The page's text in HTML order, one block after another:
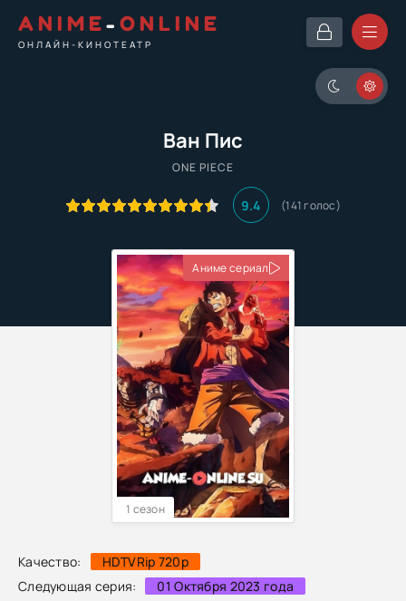
ANIME- ONLINE
ОНЛАЙН-КИНОТЕАТР
Ван Пис
ONE PIECE
9.4 (141 голос)
Качество:
HDTVRip 720p
Следующая серия:
01 Октября 2023 года
Аниме сериал
1 сезон